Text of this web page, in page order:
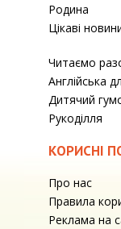
Родина
Цікаві
Читаємо
Англійська
Дитячий
Рукоділля
КОРИСНІ
Про нас
Правила
Реклама на